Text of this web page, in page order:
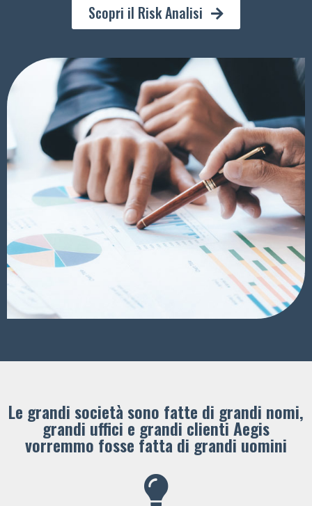
Scopri il Risk Analisi
Le grandi società sono fatte di grandi nomi,
grandi uffici e grandi clienti ​Aegis
vorremmo fosse fatta di grandi uomini